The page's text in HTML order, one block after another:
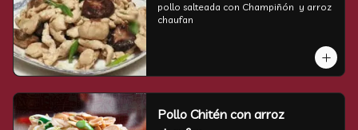
pollo salteada con Champiñón  y arroz
chaufan
Pollo Chitén con arroz